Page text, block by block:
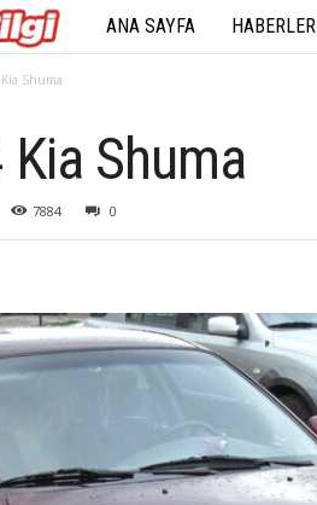
a
e
ANA SAYFA HABERLER
Shuma
Shuma
7884 0